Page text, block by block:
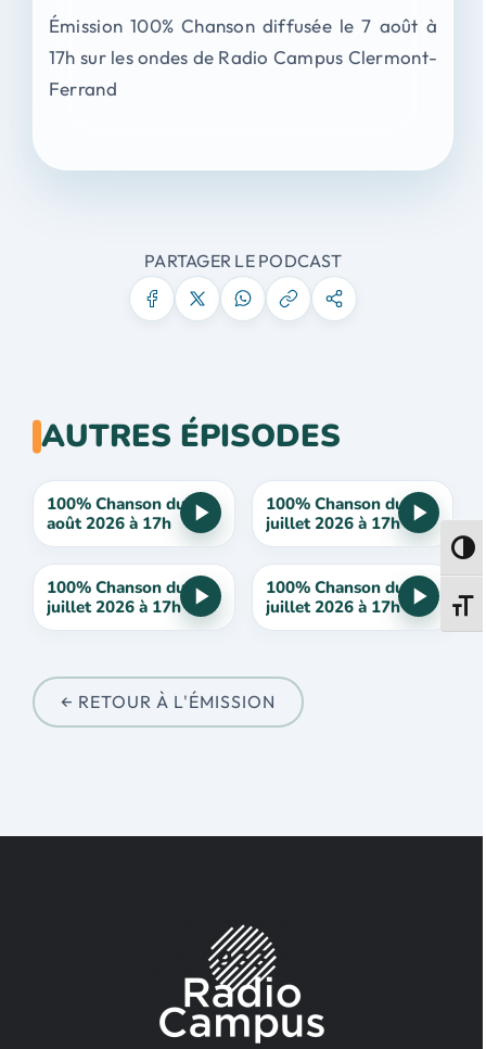
Émission 100% Chanson diffusée le 7 août à
17h sur les ondes de Radio Campus Clermont-
Ferrand
PARTAGER LE PODCAST
AUTRES ÉPISODES
100% Chanson du 5
août 2026 à 17h
100% Chanson du 29
juillet 2026 à 17h
100% Chanson du 22
juillet 2026 à 17h
100% Chanson du 15
juillet 2026 à 17h
← RETOUR À L'ÉMISSION